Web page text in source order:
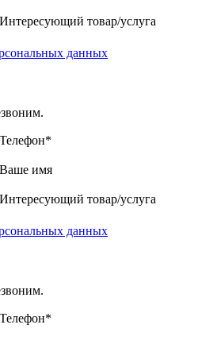
Интересующий товар/услуга
данных
Телефон*
Ваше имя
Интересующий товар/услуга
данных
Телефон*